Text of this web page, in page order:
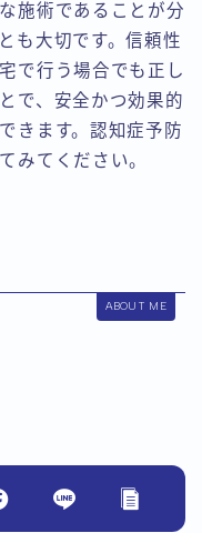
施術であることが分
も大切です。信頼性
で行う場合でも正し
で、安全かつ効果的
きます。認知症予防
みてください。
ABOUT ME